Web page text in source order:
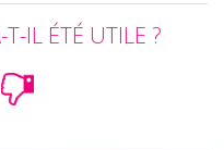
IL ÉTÉ UTILE ?